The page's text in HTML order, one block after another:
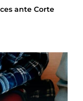
ante Corte